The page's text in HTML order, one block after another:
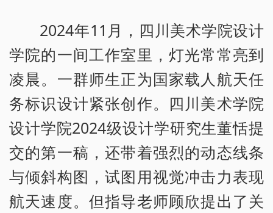
2024年11月，四川美术学院设计
学院的一间工作室里，灯光常常亮到
凌晨。一群师生正为国家载人航天任
务标识设计紧张创作。四川美术学院
设计学院2024级设计学研究生董恬提
交的第一稿，还带着强烈的动态线条
与倾斜构图，试图用视觉冲击力表现
航天速度。但指导老师顾欣提出了关